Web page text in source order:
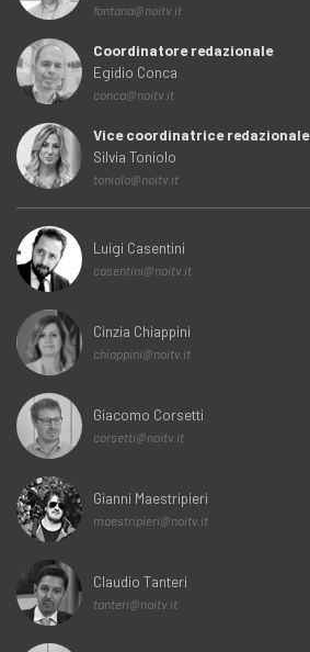
fontana@noitv.it
Coordinatore redazionale
Egidio Conca
conca@noitv.it
Vice coordinatrice redazionale
Silvia Toniolo
toniolo@noitv.it
Luigi Casentini
casentini@noitv.it
Cinzia Chiappini
chiappini@noitv.it
Giacomo Corsetti
corsetti@noitv.it
Gianni Maestripieri
maestripieri@noitv.it
Claudio Tanteri
tanteri@noitv.it